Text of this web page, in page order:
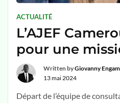
ACTUALITÉ
L’AJEF
pour une
Written byGiovanny
13 mai 2024
Départ de l’équipe de